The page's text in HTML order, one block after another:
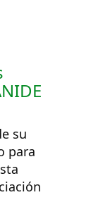
su
para